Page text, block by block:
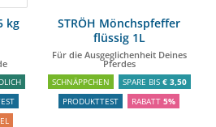
kg
STRÖH Mönchspfeffer
flüssig 1L
Für die Ausgeglichenheit Deines
Pferdes
SCHNÄPPCHEN SPARE BIS € 3,50
PRODUKTTEST
RABATT 5%